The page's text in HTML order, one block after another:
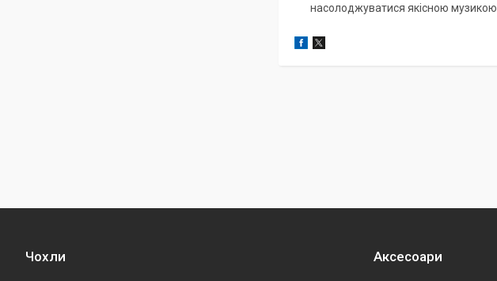
насолоджуватися якісною музикою.
Чохли Аксесоари